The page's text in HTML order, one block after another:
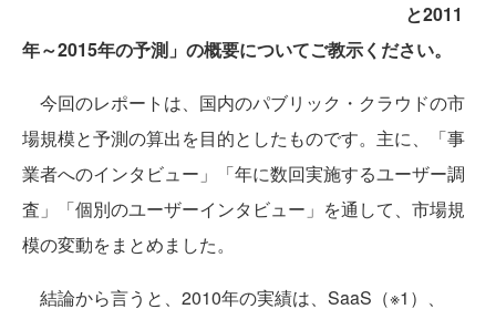
と2011
年～2015年の予測」の概要についてご教示ください。
今回のレポートは、国内のパブリック・クラウドの市
場規模と予測の算出を目的としたものです。主に、「事
業者へのインタビュー」「年に数回実施するユーザー調
査」「個別のユーザーインタビュー」を通して、市場規
模の変動をまとめました。
結論から言うと、2010年の実績は、SaaS（※1）、